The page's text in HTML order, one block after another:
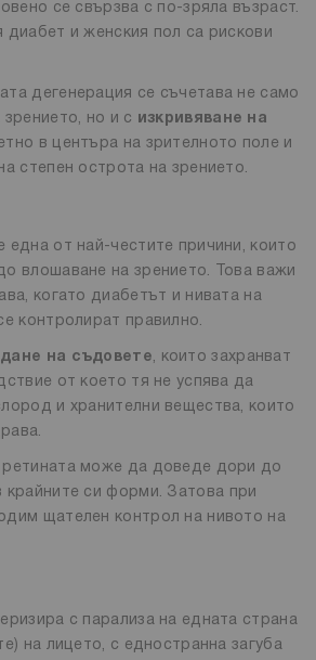
се свързва с по-зряла възраст.
диабет и женския пол са рискови
дегенерация се съчетава не само
зрението, но и с
изкривяване на
в центъра на зрителното поле и
степен острота на зрението.
една от най-честите причини, които
влошаване на зрението. Това важи
когато диабетът и нивата на
контролират правилно.
на съдовете, които захранват
от което тя не успява да
и хранителни вещества, които
ретината може да доведе дори до
крайните си форми. Затова при
щателен контрол на нивото на
с парализа на едната страна
на лицето, с едностранна загуба